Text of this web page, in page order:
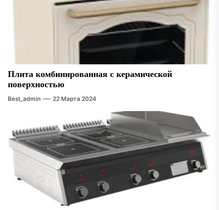
Плита комбинированная с керамической
поверхностью
Best_admin 22 Марта 2024